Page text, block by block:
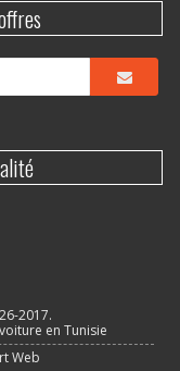
2017.
en Tunisie
Web